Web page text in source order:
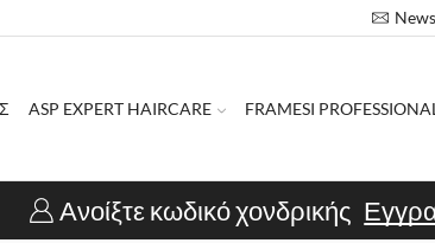
ASP EXPERT HAIRCARE FRAMESI
Ανοίξτε κωδικό χονδρικής